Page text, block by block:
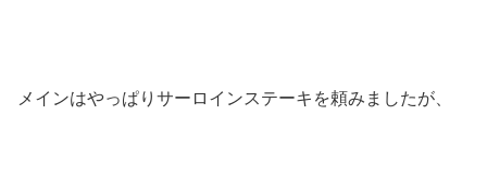
メインはやっぱりサーロインステーキを頼みましたが、